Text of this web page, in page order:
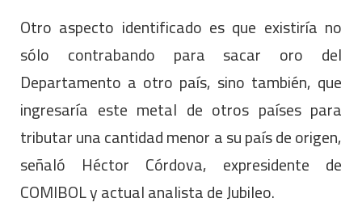
Otro aspecto identificado es que existiría no
sólo contrabando para sacar oro del
Departamento a otro país, sino también, que
ingresaría este metal de otros países para
tributar una cantidad menor a su país de origen,
señaló Héctor Córdova, expresidente de
COMIBOL y actual analista de Jubileo.